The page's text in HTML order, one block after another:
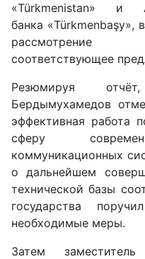
«Türkmenistan» и
банка «Türkmenbaşy»,
рассмотрение
соответствующее
Резюмируя
Бердымухамедов
эффективная работа
сферу
коммуникационных
о дальнейшем
технической базы
государства
необходимые меры.
Затем